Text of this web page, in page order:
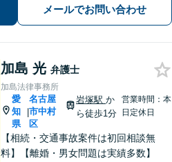
知的財産権／クレーム対応など迅速に
解決。【費用は事前提示】
メールでお問い合わせ
加島 光 弁護士
加島法律事務所
愛
知
県
|
名古屋
市中村
区
岩塚駅 か
ら徒歩1分
営業時間：本
日定休日
【相続・交通事故案件は初回相談無
料】【離婚・男女問題は実績多数】